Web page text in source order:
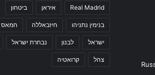
Real Madrid איראן ביטחון
בנימין נתניהו חיזבאללה חמאס
ישראל לבנון נבחרת ישראל
צהל קרואטיה